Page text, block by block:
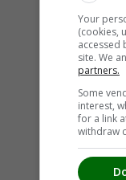
Your
(cookies,
accessed
site. We
partners.
Some
interest,
for a link
withdraw